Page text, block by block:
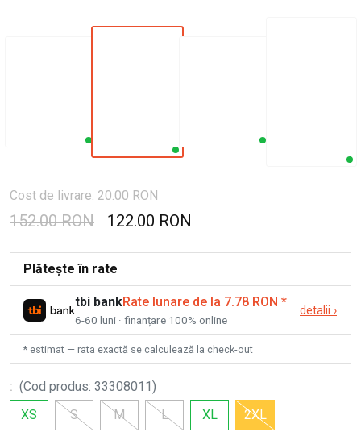
Cost de livrare: 20.00 RON
152.00 RON 122.00 RON
Plătește în rate
tbi bankRate lunare de la 7.78 RON *
6-60 luni · finanțare 100% online
detalii ›
* estimat — rata exactă se calculează la check-out
: (Cod produs: 33308011)
XS
S M L XL 2XL